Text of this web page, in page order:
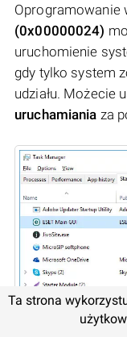
Oprogramowanie
(0x00000024)
uruchomienie
gdy tylko system
udziału. Możecie
uruchamiania za
Ta strona